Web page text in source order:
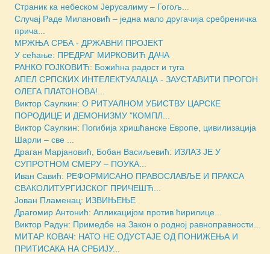
Страник ка небеском Јерусалиму – Гогољ...
Случај Раде Милановић – једна мало другачија сребреничка
прича...
МРЖЊА СРБА - ДРЖАВНИ ПРОЈЕКТ
У сећање: ПРЕДРАГ МИРКОВИЋ ДАЧА
РАНКО ГОЈКОВИЋ: Божићна радост и туга
АПЕЛ СРПСКИХ ИНТЕЛЕКТУАЛАЦА - ЗАУСТАВИТИ ПРОГОН
ОЛЕГА ПЛАТОНОВА!...
Виктор Саулкин: О РИТУАЛНОМ УБИСТВУ ЦАРСКЕ
ПОРОДИЦЕ И ДЕМОНИЗМУ "КОМПЛ...
Виктор Саулкин: Погибија хришћанске Европе, цивилизација
Шарли – све ...
Драган Марјановић, Бобан Васиљевић: ИЗЛАЗ ЈЕ У
СУПРОТНОМ СМЕРУ – ПОУКА...
Иван Савић: РЕФОРМИСАНО ПРАВОСЛАВЉЕ И ПРАКСА
СВАКОЛИТУРГИЈСКОГ ПРИЧЕШЋ...
Јован Пламенац: ИЗВИЊЕЊЕ
Драгомир Антонић: Апликацијом против ћирилице...
Виктор Радун: Примедбе на Закон о родној равноправности...
МИТАР КОВАЧ: НАТО НЕ ОДУСТАЈЕ ОД ПОНИЖЕЊА И
ПРИТИСАКА НА СРБИЈУ...